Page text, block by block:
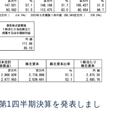
1四半期決算を発表しまし